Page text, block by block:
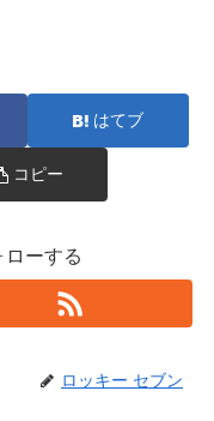
はてブ
コピー
ローする
ロッキー セブン